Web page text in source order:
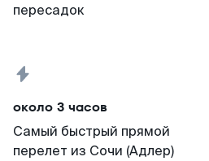
пересадок
около 3 часов
Самый быстрый прямой
перелет из Сочи (Адлер)